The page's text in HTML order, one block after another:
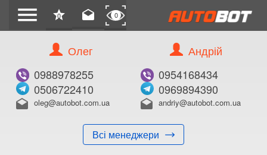
menu star
0 drafts 0
Олег
0988978255
0506722410
drafts oleg@autobot.com.ua
Всі менеджери
Андрій
0954168434
0969894390
drafts andriy@autobot.com.ua
КУПИТИ